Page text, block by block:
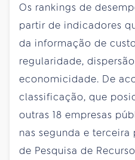
Os rankings de
partir de indicadores
da informação de
regularidade,
economicidade. De
classificação, que
outras 18 empresas
nas segunda e
de Pesquisa de